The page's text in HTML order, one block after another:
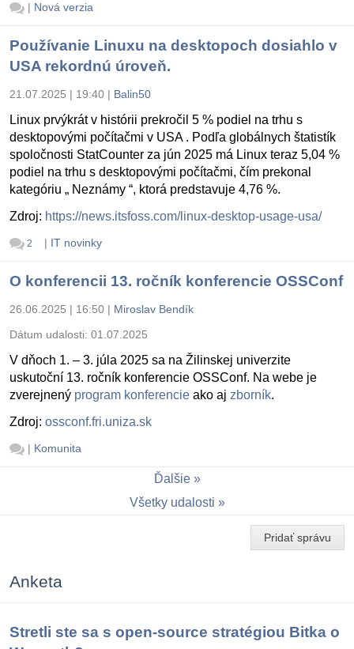
| Nová verzia
Používanie Linuxu na desktopoch dosiahlo v
USA rekordnú úroveň.
21.07.2025 | 19:40 | Balin50
Linux prvýkrát v histórii prekročil 5 % podiel na trhu s
desktopovými počítačmi v USA . Podľa globálnych štatistík
spoločnosti StatCounter za jún 2025 má Linux teraz 5,04 %
podiel na trhu s desktopovými počítačmi, čím prekonal
kategóriu „ Neznámy “, ktorá predstavuje 4,76 %.
Zdroj: https://news.itsfoss.com/linux-desktop-usage-usa/
2 | IT novinky
O konferencii 13. ročník konferencie OSSConf
26.06.2025 | 16:50 | Miroslav Bendík
Dátum udalosti: 01.07.2025
V dňoch 1. – 3. júla 2025 sa na Žilinskej univerzite
uskutoční 13. ročník konferencie OSSConf. Na webe je
zverejnený program konferencie ako aj zborník.
Zdroj: ossconf.fri.uniza.sk
| Komunita
Ďalšie
Všetky udalosti
Pridať správu
Anketa
Stretli ste sa s open-source stratégiou Bitka o